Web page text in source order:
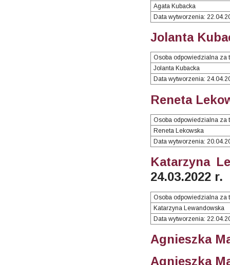
Agata Kubacka
Data wytworzenia:
Jolanta
Osoba odpowiedzialna za
Jolanta Kubacka
Data wytworzenia:
Reneta
Osoba odpowiedzialna za
Reneta Lekowska
Data wytworzenia:
Katarzyna
24.03.2022 r.
Osoba odpowiedzialna za
Katarzyna Lewandowska
Data wytworzenia:
Agnieszka
Agnieszka